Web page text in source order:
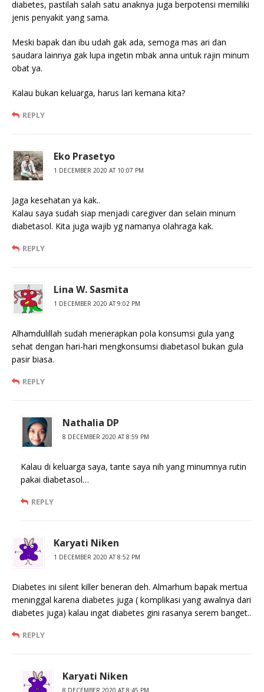
diabetes, pastilah salah satu anaknya juga berpotensi memiliki
jenis penyakit yang sama.
Meski bapak dan ibu udah gak ada, semoga mas ari dan
saudara lainnya gak lupa ingetin mbak anna untuk rajin minum
obat ya.
Kalau bukan keluarga, harus lari kemana kita?
REPLY
Eko Prasetyo
1 DECEMBER 2020 AT 10:07 PM
Jaga kesehatan ya kak..
Kalau saya sudah siap menjadi caregiver dan selain minum
diabetasol. Kita juga wajib yg namanya olahraga kak.
REPLY
Lina W. Sasmita
1 DECEMBER 2020 AT 9:02 PM
Alhamdulillah sudah menerapkan pola konsumsi gula yang
sehat dengan hari-hari mengkonsumsi diabetasol bukan gula
pasir biasa.
REPLY
Nathalia DP
8 DECEMBER 2020 AT 8:59 PM
Kalau di keluarga saya, tante saya nih yang minumnya rutin
pakai diabetasol…
REPLY
Karyati Niken
1 DECEMBER 2020 AT 8:52 PM
Diabetes ini silent killer beneran deh. Almarhum bapak mertua
meninggal karena diabetes juga ( komplikasi yang awalnya dari
diabetes juga) kalau ingat diabetes gini rasanya serem banget..
REPLY
Karyati Niken
8 DECEMBER 2020 AT 8:45 PM